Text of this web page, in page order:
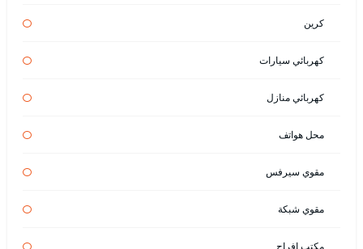
كرين
كهربائي سيارات
كهربائي منازل
محل هواتف
مقوي سيرفس
مقوي شبكة